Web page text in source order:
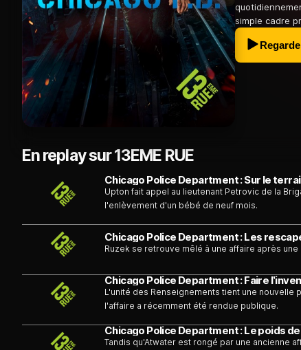
simple cadre
En replay sur 13EME RUE
Chicago Police Department : Sur le
Upton fait appel au lieutenant Petrovic de la
l'enlèvement d'un bébé de neuf mois.
Chicago Police Department : Les
Ruzek se retrouve mêlé à une affaire après
Chicago Police Department : Faire
L'unité des Renseignements tient une
l'affaire a récemment été rendue publique.
Chicago Police Department : Le poids
Tandis qu'Atwater est rongé par une ancienne